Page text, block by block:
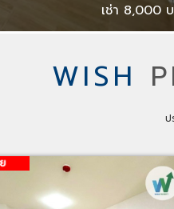
เช่า 8,000
WISH
ป